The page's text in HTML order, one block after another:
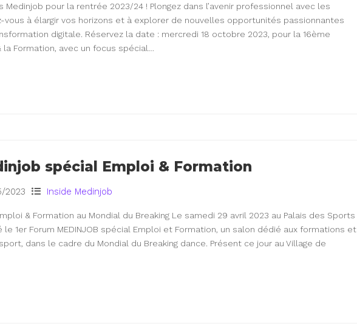
Medinjob pour la rentrée 2023/24 ! Plongez dans l’avenir professionnel avec les
vous à élargir vos horizons et à explorer de nouvelles opportunités passionnantes
digitale. Réservez la date : mercredi 18 octobre 2023, pour la 16ème
la Formation, avec un focus spécial…
spécial Emploi & Formation
2023 Inside Medinjob
& Formation au Mondial du Breaking Le samedi 29 avril 2023 au Palais des Sports
le 1er Forum MEDINJOB spécial Emploi et Formation, un salon dédié aux formations et
dans le cadre du Mondial du Breaking dance. Présent ce jour au Village de